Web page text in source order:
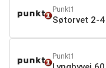
Punkt1
Søtorvet 2-
Punkt1